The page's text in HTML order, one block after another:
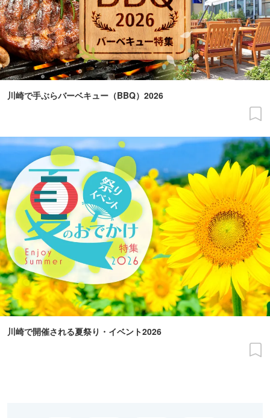
川崎で手ぶらバーベキュー（BBQ）2026
川崎で開催される夏祭り・イベント2026